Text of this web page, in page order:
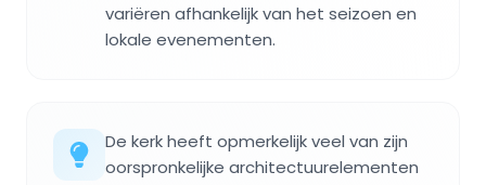
variëren afhankelijk van het seizoen en
lokale evenementen.
De kerk heeft opmerkelijk veel van zijn
oorspronkelijke architectuurelementen